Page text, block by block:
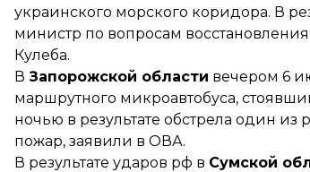
украинского морского коридора. В
министр по вопросам
Кулеба.
В Запорожской области вечером 6
маршрутного микроавтобуса,
ночью в результате обстрела один
пожар, заявили в ОВА.
В результате ударов рф в Сумской